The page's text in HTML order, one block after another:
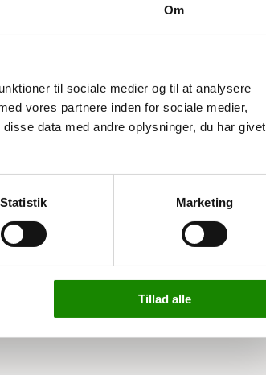
Om
til sociale medier og til at analysere
vores partnere inden for sociale medier,
data med andre oplysninger, du har givet
Statistik Marketing
Tillad alle